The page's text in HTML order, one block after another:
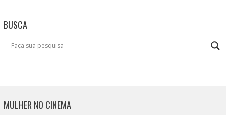
BUSCA
MULHER NO CINEMA